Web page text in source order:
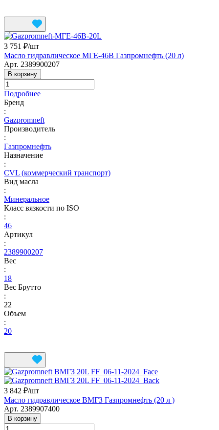
3 751 ₽/шт
Масло гидравлическое МГЕ-46В Газпромнефть (20 л)
Арт. 2389900207
В корзину
Подробнее
Бренд
:
Gazpromneft
Производитель
:
Газпромнефть
Назначение
:
CVL (коммерческий транспорт)
Вид масла
:
Минеральное
Класс вязкости по ISO
:
46
Артикул
:
2389900207
Вес
:
18
Вес Брутто
:
22
Объем
:
20
3 842 ₽/шт
Масло гидравлическое ВМГЗ Газпромнефть (20 л )
Арт. 2389907400
В корзину